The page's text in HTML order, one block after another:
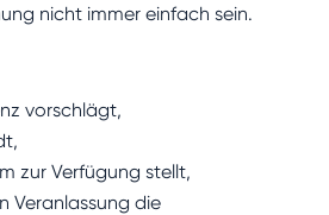
nicht immer einfach sein.
vorschlägt,
zur Verfügung stellt,
Veranlassung die